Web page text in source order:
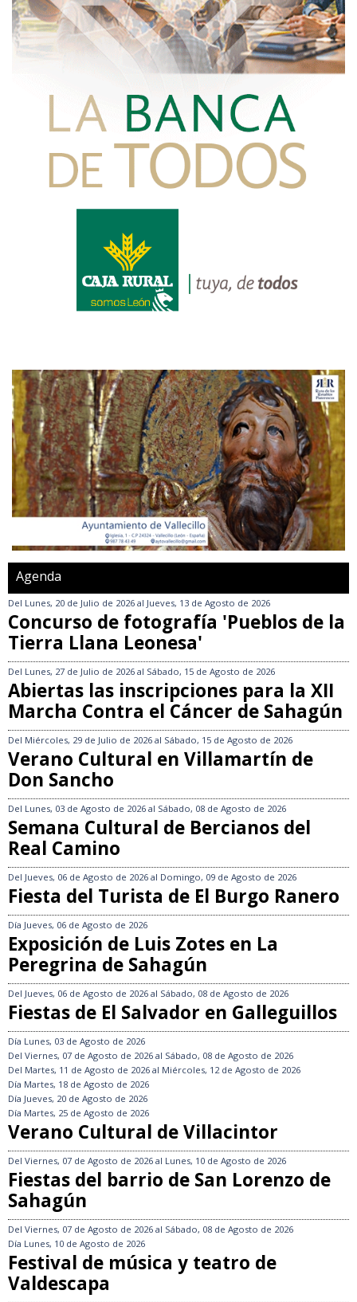
Agenda
Del Lunes, 20 de Julio de 2026 al Jueves, 13 de Agosto de 2026
Concurso de fotografía 'Pueblos de la
Tierra Llana Leonesa'
Del Lunes, 27 de Julio de 2026 al Sábado, 15 de Agosto de 2026
Abiertas las inscripciones para la XII
Marcha Contra el Cáncer de Sahagún
Del Miércoles, 29 de Julio de 2026 al Sábado, 15 de Agosto de 2026
Verano Cultural en Villamartín de
Don Sancho
Del Lunes, 03 de Agosto de 2026 al Sábado, 08 de Agosto de 2026
Semana Cultural de Bercianos del
Real Camino
Del Jueves, 06 de Agosto de 2026 al Domingo, 09 de Agosto de 2026
Fiesta del Turista de El Burgo Ranero
Día Jueves, 06 de Agosto de 2026
Exposición de Luis Zotes en La
Peregrina de Sahagún
Del Jueves, 06 de Agosto de 2026 al Sábado, 08 de Agosto de 2026
Fiestas de El Salvador en Galleguillos
Día Lunes, 03 de Agosto de 2026
Del Viernes, 07 de Agosto de 2026 al Sábado, 08 de Agosto de 2026
Del Martes, 11 de Agosto de 2026 al Miércoles, 12 de Agosto de 2026
Día Martes, 18 de Agosto de 2026
Día Jueves, 20 de Agosto de 2026
Día Martes, 25 de Agosto de 2026
Verano Cultural de Villacintor
Del Viernes, 07 de Agosto de 2026 al Lunes, 10 de Agosto de 2026
Fiestas del barrio de San Lorenzo de
Sahagún
Del Viernes, 07 de Agosto de 2026 al Sábado, 08 de Agosto de 2026
Día Lunes, 10 de Agosto de 2026
Festival de música y teatro de
Valdescapa